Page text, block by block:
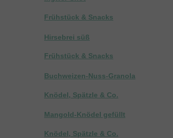
Frühstück & Snacks
Hirsebrei süß
Frühstück & Snacks
Buchweizen-Nuss-Granola
Knödel, Spätzle & Co.
Mangold-Knödel gefüllt
Knödel, Spätzle & Co.